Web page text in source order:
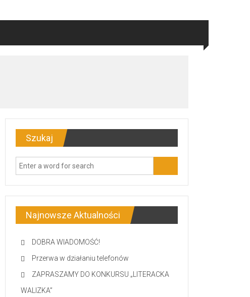
Szukaj
Najnowsze Aktualności
DOBRA WIADOMOŚĆ!
Przerwa w działaniu telefonów
ZAPRASZAMY DO KONKURSU „LITERACKA
WALIZKA”